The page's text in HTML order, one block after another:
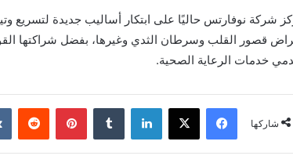
شركة نوفارتس حاليًا على ابتكار أساليب جديدة لتسريع
قصور القلب وسرطان الثدي وغيرها، بفضل شراكتها
خدمات الرعاية الصحية.
شاركها
فيسبوك ‫X لينكدإن بينتيريست